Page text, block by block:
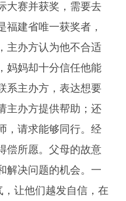
大赛并获奖，需要去
福建省唯一获奖者，
主办方认为他不合适
妈妈却十分信任他能
系主办方，表达想要
主办方提供帮助；还
，请求能够同行。经
偿所愿。父母的故意
解决问题的机会。一
，让他们越发自信，在